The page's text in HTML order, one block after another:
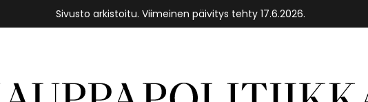
Sivusto arkistoitu. Viimeinen päivitys tehty 17.6.2026.
Etusivu